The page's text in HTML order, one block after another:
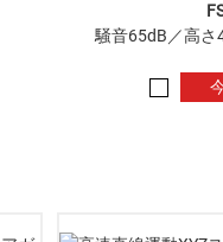
騒音65dB／高